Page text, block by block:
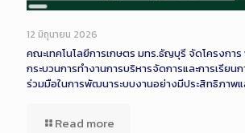
Long
Description
12 มิถุนายน 2026
คณะเทคโนโลยีการเกษตร มทร.ธัญบุรี จัดโครงก
กระบวนการทำงานการบริหารจัดการและการเรียน
ร่วมมือในการพัฒนาระบบงานอย่างมีประสิทธิภาพ
Read more